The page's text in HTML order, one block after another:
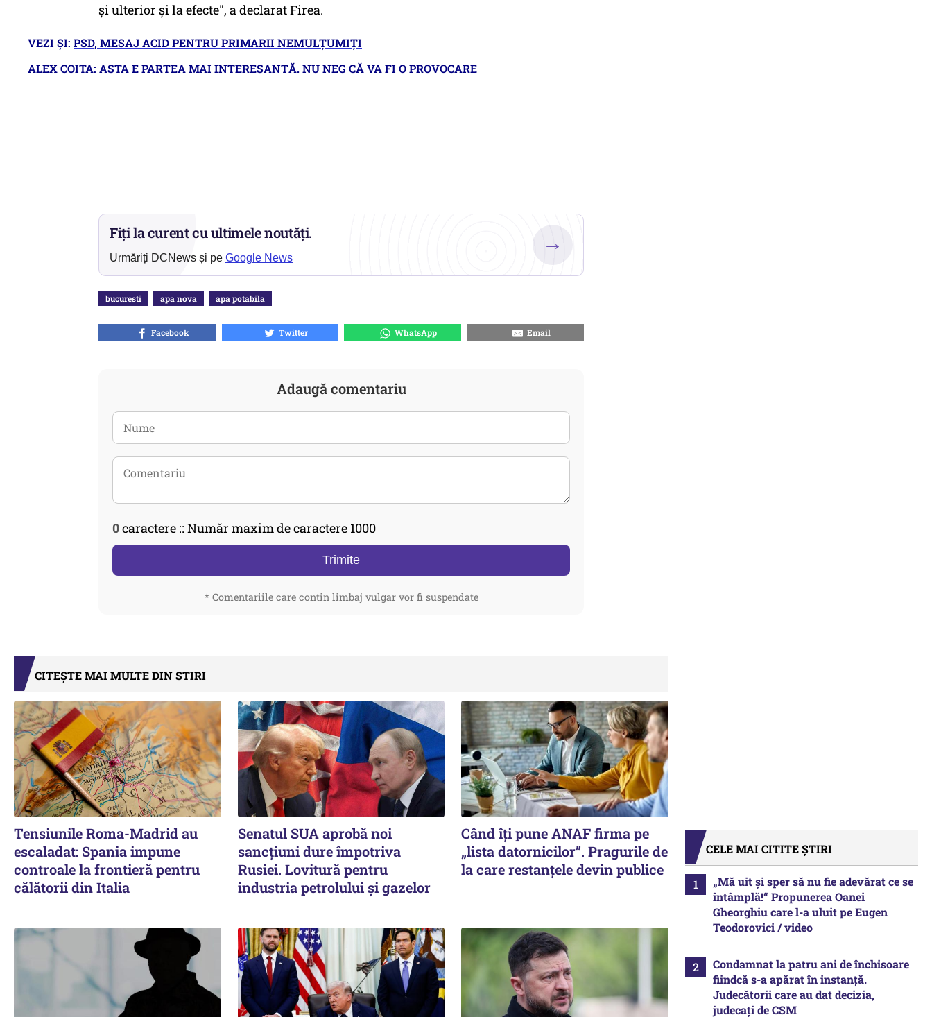
şi ulterior şi la efecte", a declarat Firea.
VEZI ŞI: PSD, MESAJ ACID PENTRU PRIMARII NEMULȚUMIȚI
ALEX COITA: ASTA E PARTEA MAI INTERESANTĂ. NU NEG CĂ VA FI O PROVOCARE
Fiți la curent cu ultimele noutăți.
Urmăriți DCNews și pe Google News
→
bucuresti apa nova apa potabila
Facebook Twitter WhatsApp Email
Adaugă comentariu
0caractere :: Număr maxim de caractere 1000
Trimite
* Comentariile care contin limbaj vulgar vor fi suspendate
CITEȘTE MAI MULTE DIN STIRI
Tensiunile Roma-Madrid au
escaladat: Spania impune
controale la frontieră pentru
călătorii din Italia
Senatul SUA aprobă noi
sancțiuni dure împotriva
Rusiei. Lovitură pentru
industria petrolului și gazelor
Când îți pune ANAF firma pe
„lista datornicilor”. Pragurile de
la care restanțele devin publice
CELE MAI CITITE ȘTIRI
„Mă uit și sper să nu fie adevărat ce se
întâmplă!“ Propunerea Oanei
Gheorghiu care l-a uluit pe Eugen
Teodorovici / video
Condamnat la patru ani de închisoare
fiindcă s-a apărat în instanță.
Judecătorii care au dat decizia,
judecați de CSM